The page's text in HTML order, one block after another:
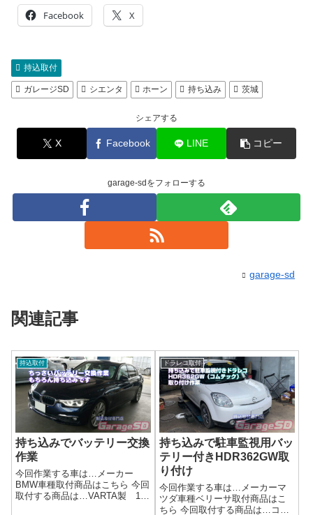
Facebook X
持込取付
ガレージSD シエンタ ホーン 持ち込み 茨城
シェアする
X Facebook LINE コピー
garage-sdをフォローする
garage-sd
関連記事
持込取付
持ち込みでバッテリー交換
作業
今回作業する車は…メーカー
BMW車種取付商品はこちら 今回
取付する商品は…VARTA製 12
ドラレコ取付
持ち込みで駐車監視用バッ
テリー付きHDR362GW取
り付け
今回作業する車は…メーカーマ
ツダ車種ベリーサ取付商品はこ
ちら 今回取付する商品は…コム